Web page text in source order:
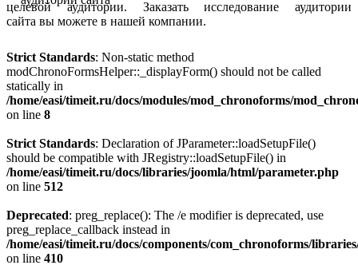
целевой аудитории. Заказать исследование аудитории
сайта вы можете в нашей компании.
Strict Standards: Non-static method
modChronoFormsHelper::_displayForm() should not be called
statically in
/home/easi/timeit.ru/docs/modules/mod_chronoforms/
on line 8
Strict Standards: Declaration of JParameter::loadSetupFile()
should be compatible with JRegistry::loadSetupFile() in
/home/easi/timeit.ru/docs/libraries/joomla/html/parameter.php
on line 512
Deprecated: preg_replace(): The /e modifier is deprecated, use
preg_replace_callback instead in
/home/easi/timeit.ru/docs/components/com_chronoforms/
on line 410